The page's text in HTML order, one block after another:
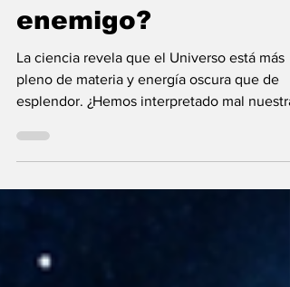
nunca fue el
enemigo?
La ciencia revela que el Universo está más
pleno de materia y energía oscura que de
esplendor. ¿Hemos interpretado mal